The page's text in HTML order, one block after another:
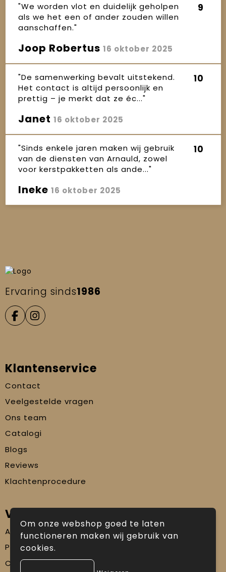
"We worden vlot en duidelijk geholpen
als we het een of ander zouden willen
aanschaffen."
9
Joop Robertus 16 oktober 2025
"De samenwerking bevalt uitstekend.
Het contact is altijd persoonlijk en
prettig – je merkt dat ze éc..."
10
Janet 16 oktober 2025
"Sinds enkele jaren maken wij gebruik
van de diensten van Arnauld, zowel
voor kerstpakketten als ande..."
10
Ineke 16 oktober 2025
Ervaring sinds1986
Klantenservice
Contact
Veelgestelde vragen
Ons team
Catalogi
Blogs
Reviews
Klachtenprocedure
Veilig winkelen
Algemene voorwaarden
Privacyverklaring
Cookiebeleid
Om onze webshop goed te laten
functioneren maken wij gebruik van
cookies.